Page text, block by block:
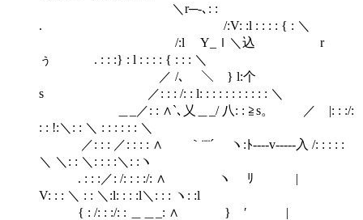
＼r─‐､: :
. /:V: :l : : : : { : ＼
/:l Y_ｌ＼込 r
ぅ . : : :} : l : : : : { : : : ＼
／ /､ ＼ } l:个
s ／: : : /: : l: : : : : : : : : : : ＼
＿_／: : ∧`､乂＿_/ 八: : ≧s。 ／ |: : :/:
: : !:＼: : ＼ : : : : : : ＼
／: : : ／: : : : ∧ ｀¨¨´ ヽ:ﾄ----v-----入 /: : : : :
＼ ＼: : ＼: : : :＼: :ヽ
. : : :／: /: : : :/: ∧ ヽ ﾘ |
V: : : ＼ : : ＼:l: : : :l＼: : : ヽ: :l
{ : /: : :/: : ＿＿_: ∧ } ′ |